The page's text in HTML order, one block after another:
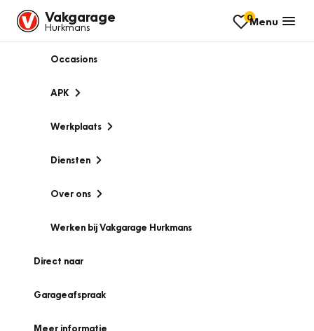
Vakgarage
Hurkmans
0Menu
Occasions
APK
Werkplaats
Diensten
Over ons
Werken bij Vakgarage Hurkmans
Direct naar
Garageafspraak
Meer informatie